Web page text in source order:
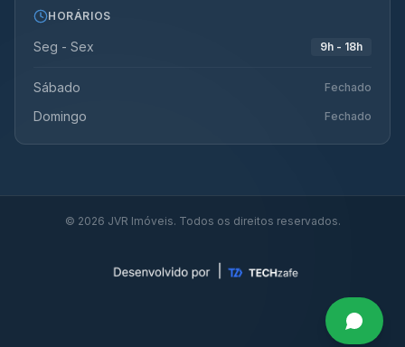
HORÁRIOS
Seg - Sex 9h - 18h
Sábado Fechado
Domingo Fechado
© 2026 JVR Imóveis. Todos os direitos reservados.